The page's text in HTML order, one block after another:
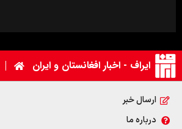
ایراف - اخبار افغانستان و ایران
ارسال خبر
درباره ما